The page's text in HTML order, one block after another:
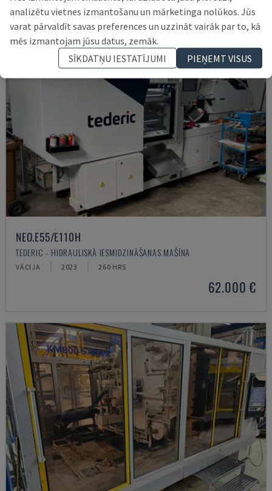
NEO.E55/E110H
TEDERIC - HIDRAULISKĀ IESMIDZINĀŠANAS MAŠĪNA
VĀCIJA 2023 260 HRS
62.000 €
analizētu vietnes izmantošanu un mārketinga nolūkos. Jūs
varat pārvaldīt savas preferences un uzzināt vairāk par to, kā
mēs izmantojam jūsu datus, zemāk.
SĪKDATŅU IESTATĪJUMI
PIEŅEMT VISUS